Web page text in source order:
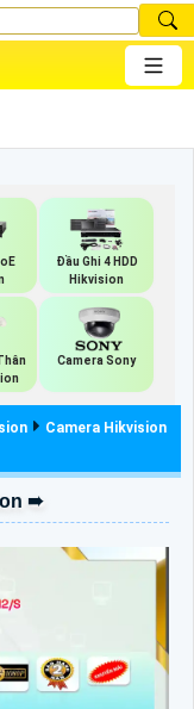
Đầu Ghi 4 HDD
Hikvision
Camera Sony
Camera Hikvision
➠